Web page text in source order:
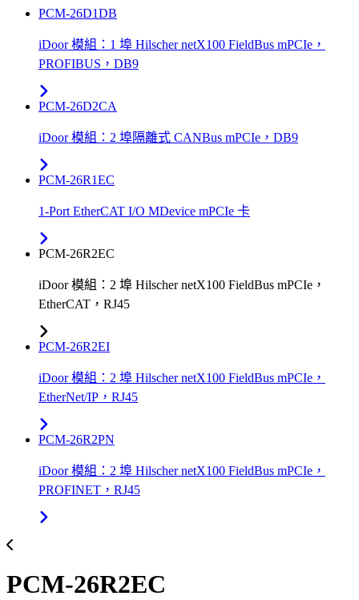
PCM-26D1DB
iDoor 模組：1 埠 Hilscher netX100 FieldBus mPCIe，
PROFIBUS，DB9
PCM-26D2CA
iDoor 模組：2 埠隔離式 CANBus mPCIe，DB9
PCM-26R1EC
1-Port EtherCAT I/O MDevice mPCIe 卡
PCM-26R2EC
iDoor 模組：2 埠 Hilscher netX100 FieldBus mPCIe，
EtherCAT，RJ45
PCM-26R2EI
iDoor 模組：2 埠 Hilscher netX100 FieldBus mPCIe，
EtherNet/IP，RJ45
PCM-26R2PN
iDoor 模組：2 埠 Hilscher netX100 FieldBus mPCIe，
PROFINET，RJ45
PCM-26R2EC